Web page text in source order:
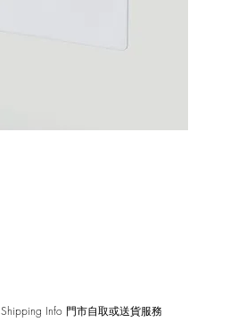
Shipping Info 門市自取或送貨服務